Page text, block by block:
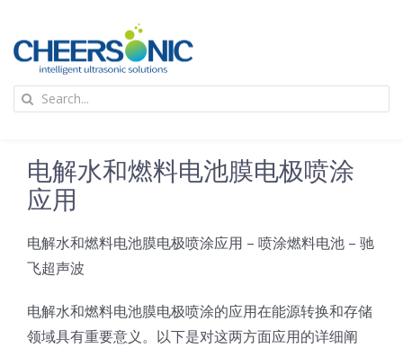
content
应用
超声波设备
技术及原理
Search
电解水和燃料电池膜电极喷涂
应用
电解水和燃料电池膜电极喷涂应用 – 喷涂燃料电池 – 驰
飞超声波
电解水和燃料电池膜电极喷涂的应用在能源转换和存储
领域具有重要意义。以下是对这两方面应用的详细阐